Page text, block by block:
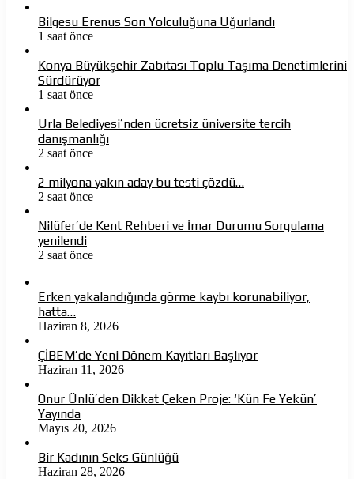
Bilgesu Erenus Son Yolculuğuna Uğurlandı
1 saat önce
Konya Büyükşehir Zabıtası Toplu Taşıma Denetimlerini
Sürdürüyor
1 saat önce
Urla Belediyesi’nden ücretsiz üniversite tercih
danışmanlığı
2 saat önce
2 milyona yakın aday bu testi çözdü…
2 saat önce
Nilüfer’de Kent Rehberi ve İmar Durumu Sorgulama
yenilendi
2 saat önce
Erken yakalandığında görme kaybı korunabiliyor,
hatta…
Haziran 8, 2026
ÇİBEM’de Yeni Dönem Kayıtları Başlıyor
Haziran 11, 2026
Onur Ünlü’den Dikkat Çeken Proje: ‘Kün Fe Yekün’
Yayında
Mayıs 20, 2026
Bir Kadının Seks Günlüğü
Haziran 28, 2026